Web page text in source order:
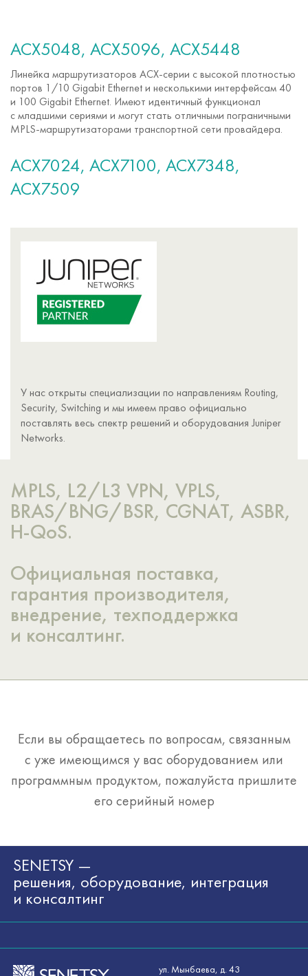
ACX5048, ACX5096, ACX5448
Линейка маршрутизаторов ACX-серии с высокой плотностью
портов 1/10 Gigabit Ethernet и несколькими интерфейсам 40
и 100 Gigabit Ethernet. Имеют идентичный функционал
с младшими сериями и могут стать отличными пограничными
MPLS-маршрутизаторами транспортной сети провайдера.
ACX7024, ACX7100, ACX7348,
ACX7509
У нас открыты специализации по направлениям Routing,
Security, Switching и мы имеем право официально
поставлять весь спектр решений и оборудования Juniper
Networks.
MPLS, L2/L3 VPN, VPLS,
BRAS/BNG/BSR, CGNAT, ASBR,
H-QoS.
Официальная поставка,
гарантия производителя,
внедрение, техподдержка
и консалтинг.
Если вы обращаетесь по вопросам, связанным
с уже имеющимся у вас оборудованием или
программным продуктом, пожалуйста пришлите
его серийный номер
SENETSY —
решения, оборудование, интеграция
и консалтинг
ул. Мынбаева, д. 43